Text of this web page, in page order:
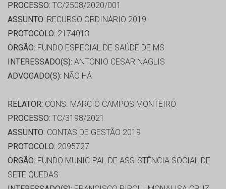
PROCESSO: TC/2508/2020/001
ASSUNTO: RECURSO ORDINÁRIO 2019
PROTOCOLO: 2174013
ORGÃO: FUNDO ESPECIAL DE SAÚDE DE MS
INTERESSADO(S): ANTONIO CESAR NAGLIS
ADVOGADO(S): NÃO HÁ
RELATOR: CONS. MARCIO CAMPOS MONTEIRO
PROCESSO: TC/3198/2021
ASSUNTO: CONTAS DE GESTÃO 2019
PROTOCOLO: 2095727
ORGÃO: FUNDO MUNICIPAL DE ASSISTÊNCIA SOCIAL DE
SETE QUEDAS